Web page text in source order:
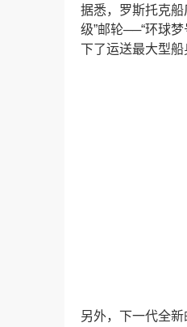
据悉，罗斯托克
级”邮轮──“环球
下了运送最大型
另外，下一代全新